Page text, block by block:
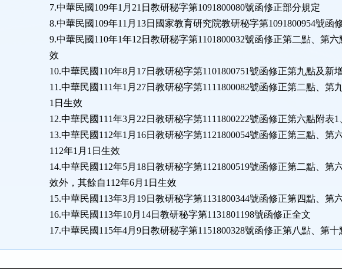
7.中華民國109年1月21日教研秘字第1091800080號函修正部分規定
8.中華民國109年11月13日國家教育研究院教研秘字第1091800954號函
9.中華民國110年1年12日教研秘字第1101800032號函修正第二點、第
效
10.中華民國110年8月17日教研秘字第1101800751號函修正第九點及新
11.中華民國111年1月27日教研秘字第1111800082號函修正第二點、第
1日生效
12.中華民國111年3月22日教研秘字第1111800222號函修正第六點附表
13.中華民國112年1月16日教研秘字第1121800054號函修正第三點、
112年1月1日生效
14.中華民國112年5月18日教研秘字第1121800519號函修正第二點、第
效外，其餘自112年6月1日生效
15.中華民國113年3月19日教研秘字第1131800344號函修正第四點、第
16.中華民國113年10月14日教研秘字第1131801198號函修正全文
17.中華民國115年4月9日教研秘字第1151800328號函修正第八點、第十